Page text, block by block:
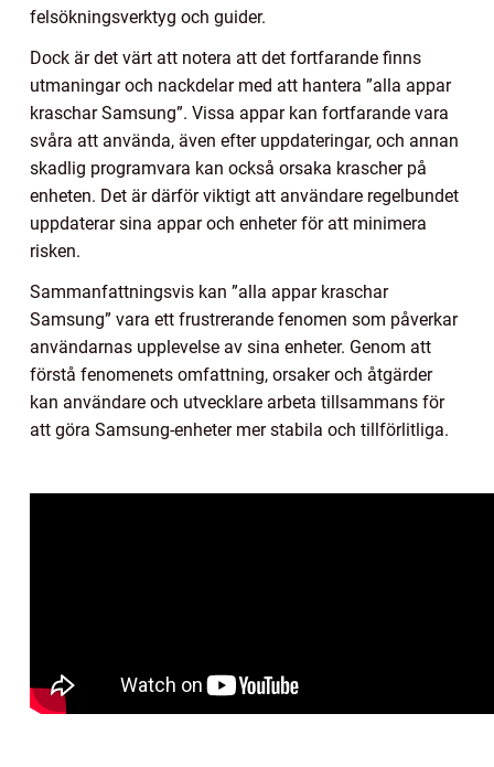
felsökningsverktyg och guider.
Dock är det värt att notera att det fortfarande finns
utmaningar och nackdelar med att hantera ”alla appar
kraschar Samsung”. Vissa appar kan fortfarande vara
svåra att använda, även efter uppdateringar, och annan
skadlig programvara kan också orsaka krascher på
enheten. Det är därför viktigt att användare regelbundet
uppdaterar sina appar och enheter för att minimera
risken.
Sammanfattningsvis kan ”alla appar kraschar
Samsung” vara ett frustrerande fenomen som påverkar
användarnas upplevelse av sina enheter. Genom att
förstå fenomenets omfattning, orsaker och åtgärder
kan användare och utvecklare arbeta tillsammans för
att göra Samsung-enheter mer stabila och tillförlitliga.